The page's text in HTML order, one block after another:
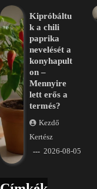
Kipróbáltu
k a chili
paprika
nevelését a
konyhapult
on –
Mennyire
lett erős a
termés?
Kezdő
Kertész
2026-08-05